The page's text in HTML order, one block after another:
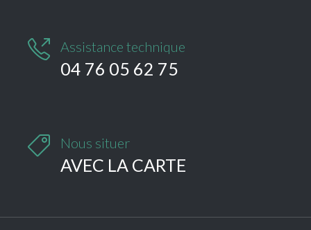
 Assistance technique
04 76 05 62 75
 Nous situer
AVEC LA CARTE